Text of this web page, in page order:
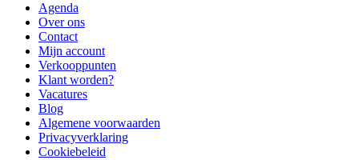
Agenda
Over ons
Contact
Mijn account
Verkooppunten
Klant worden?
Vacatures
Blog
Algemene voorwaarden
Privacyverklaring
Cookiebeleid